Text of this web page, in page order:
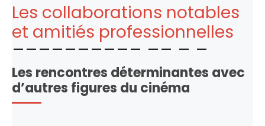
Les collaborations notables
et amitiés professionnelles
Les rencontres déterminantes avec
d’autres figures du cinéma